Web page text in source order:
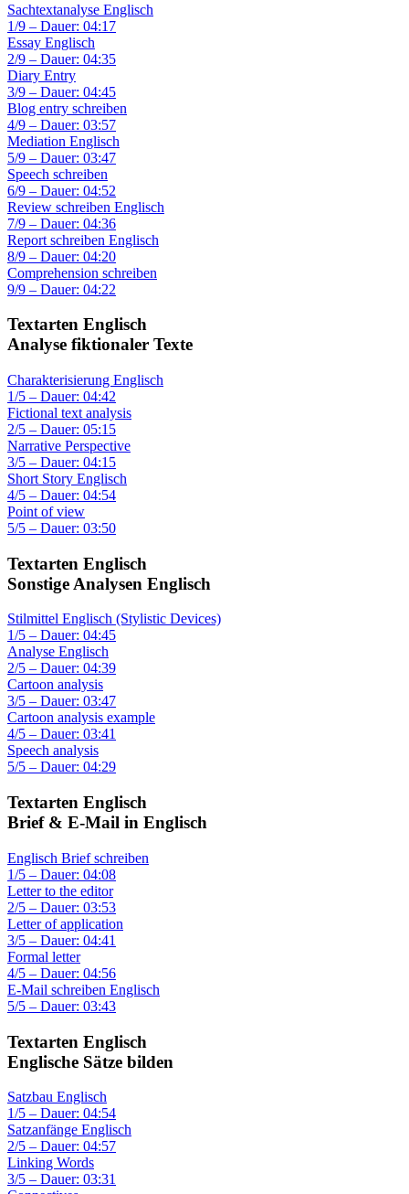
Sachtextanalyse Englisch
1/9 – Dauer: 04:17
Essay Englisch
2/9 – Dauer: 04:35
Diary Entry
3/9 – Dauer: 04:45
Blog entry schreiben
4/9 – Dauer: 03:57
Mediation Englisch
5/9 – Dauer: 03:47
Speech schreiben
6/9 – Dauer: 04:52
Review schreiben Englisch
7/9 – Dauer: 04:36
Report schreiben Englisch
8/9 – Dauer: 04:20
Comprehension schreiben
9/9 – Dauer: 04:22
Textarten Englisch
Analyse fiktionaler Texte
Charakterisierung Englisch
1/5 – Dauer: 04:42
Fictional text analysis
2/5 – Dauer: 05:15
Narrative Perspective
3/5 – Dauer: 04:15
Short Story Englisch
4/5 – Dauer: 04:54
Point of view
5/5 – Dauer: 03:50
Textarten Englisch
Sonstige Analysen Englisch
Stilmittel Englisch (Stylistic Devices)
1/5 – Dauer: 04:45
Analyse Englisch
2/5 – Dauer: 04:39
Cartoon analysis
3/5 – Dauer: 03:47
Cartoon analysis example
4/5 – Dauer: 03:41
Speech analysis
5/5 – Dauer: 04:29
Textarten Englisch
Brief & E-Mail in Englisch
Englisch Brief schreiben
1/5 – Dauer: 04:08
Letter to the editor
2/5 – Dauer: 03:53
Letter of application
3/5 – Dauer: 04:41
Formal letter
4/5 – Dauer: 04:56
E-Mail schreiben Englisch
5/5 – Dauer: 03:43
Textarten Englisch
Englische Sätze bilden
Satzbau Englisch
1/5 – Dauer: 04:54
Satzanfänge Englisch
2/5 – Dauer: 04:57
Linking Words
3/5 – Dauer: 03:31